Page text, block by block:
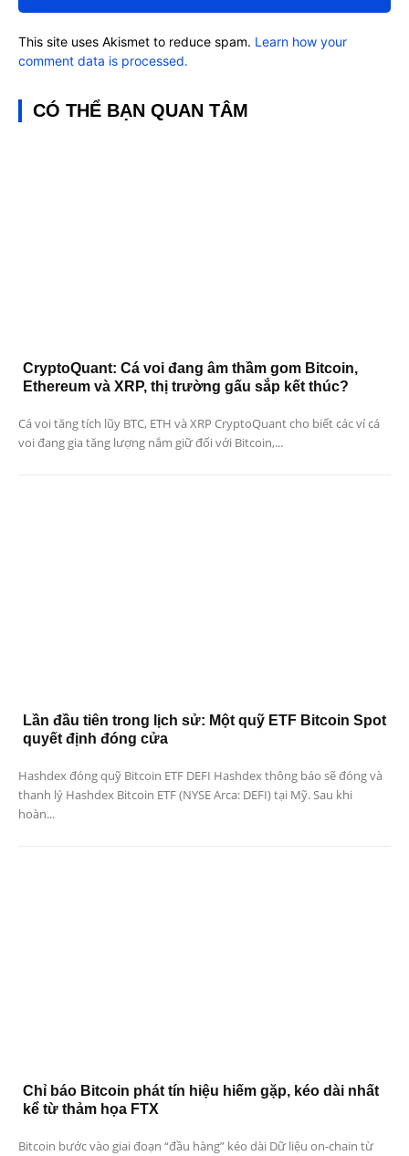
This site uses Akismet to reduce spam. Learn how your
comment data is processed.
CÓ THỂ BẠN QUAN TÂM
CryptoQuant: Cá voi đang âm thầm gom Bitcoin,
Ethereum và XRP, thị trường gấu sắp kết thúc?
Cá voi tăng tích lũy BTC, ETH và XRP CryptoQuant cho biết các ví cá
voi đang gia tăng lượng nắm giữ đối với Bitcoin,...
Lần đầu tiên trong lịch sử: Một quỹ ETF Bitcoin Spot
quyết định đóng cửa
Hashdex đóng quỹ Bitcoin ETF DEFI Hashdex thông báo sẽ đóng và
thanh lý Hashdex Bitcoin ETF (NYSE Arca: DEFI) tại Mỹ. Sau khi
hoàn...
Chỉ báo Bitcoin phát tín hiệu hiếm gặp, kéo dài nhất
kể từ thảm họa FTX
Bitcoin bước vào giai đoạn “đầu hàng” kéo dài Dữ liệu on-chain từ